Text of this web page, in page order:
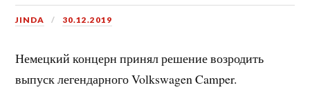
JINDA 30.12.2019
Немецкий концерн принял решение возродить
выпуск легендарного Volkswagen Camper.